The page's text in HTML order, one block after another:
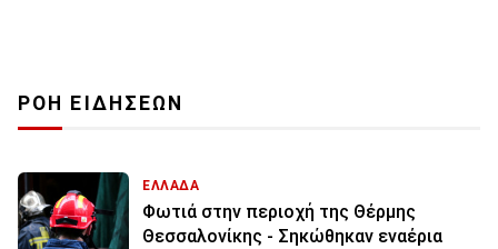
ΡΟΗ ΕΙΔΗΣΕΩΝ
ΕΛΛΑΔΑ
Φωτιά στην περιοχή της Θέρμης
Θεσσαλονίκης - Σηκώθηκαν εναέρια